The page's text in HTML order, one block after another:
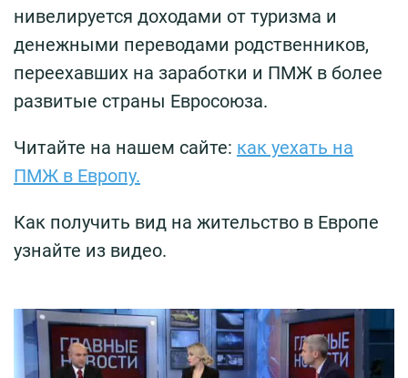
нивелируется доходами от туризма и
денежными переводами родственников,
переехавших на заработки и ПМЖ в более
развитые страны Евросоюза.
Читайте на нашем сайте: как уехать на
ПМЖ в Европу.
Как получить вид на жительство в Европе
узнайте из видео.